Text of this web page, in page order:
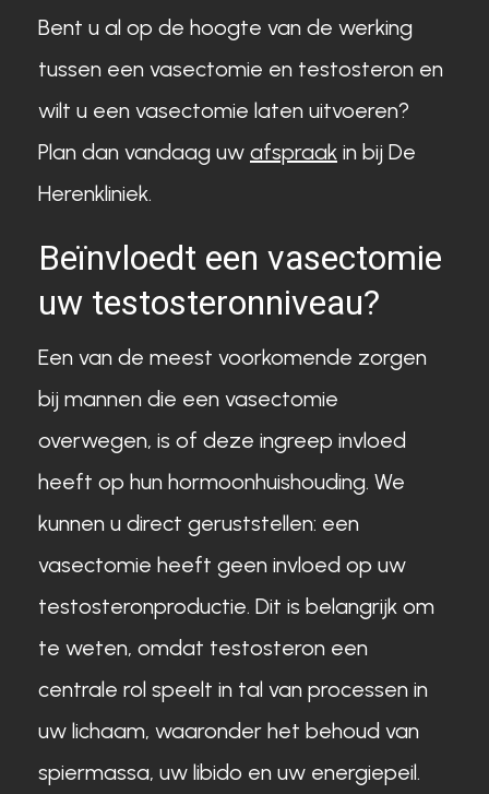
Bent u al op de hoogte van de werking
tussen een vasectomie en testosteron en
wilt u een vasectomie laten uitvoeren?
Plan dan vandaag uw afspraak in bij De
Herenkliniek.
Beïnvloedt een vasectomie
uw testosteronniveau?
Een van de meest voorkomende zorgen
bij mannen die een vasectomie
overwegen, is of deze ingreep invloed
heeft op hun hormoonhuishouding. We
kunnen u direct geruststellen: een
vasectomie heeft geen invloed op uw
testosteronproductie. Dit is belangrijk om
te weten, omdat testosteron een
centrale rol speelt in tal van processen in
uw lichaam, waaronder het behoud van
spiermassa, uw libido en uw energiepeil.